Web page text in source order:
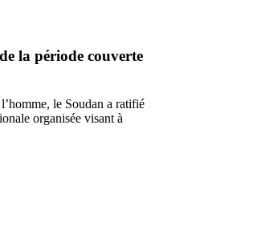
la période couverte
le Soudan a ratifié
organisée visant à